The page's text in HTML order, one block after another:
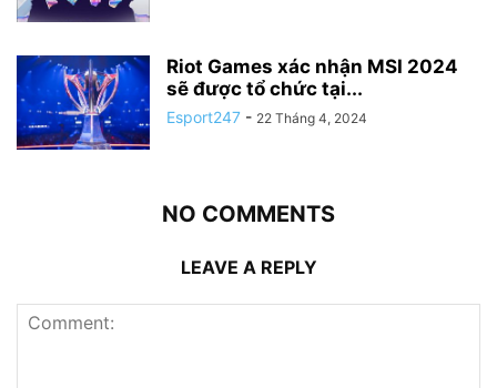
Riot Games xác nhận MSI 2024
sẽ được tổ chức tại...
Esport247 - 22 Tháng 4, 2024
NO COMMENTS
LEAVE A REPLY